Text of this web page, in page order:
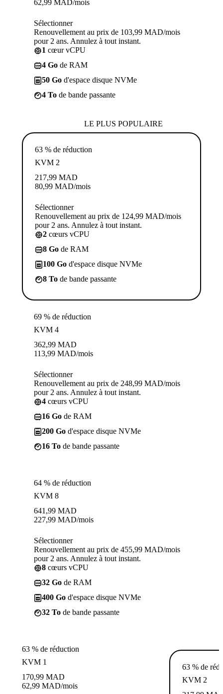
62,99 MAD/mois
Sélectionner
Renouvellement au prix de 103,99 MAD/mois
pour 2 ans. Annulez à tout instant.
1 cœur vCPU
4 Go de RAM
50 Go d'espace disque NVMe
4 To de bande passante
LE PLUS POPULAIRE
63 % de réduction
KVM 2
217,99 MAD
80,99 MAD/mois
Sélectionner
Renouvellement au prix de 124,99 MAD/mois
pour 2 ans. Annulez à tout instant.
2 cœurs vCPU
8 Go de RAM
100 Go d'espace disque NVMe
8 To de bande passante
69 % de réduction
KVM 4
362,99 MAD
113,99 MAD/mois
Sélectionner
Renouvellement au prix de 248,99 MAD/mois
pour 2 ans. Annulez à tout instant.
4 cœurs vCPU
16 Go de RAM
200 Go d'espace disque NVMe
16 To de bande passante
64 % de réduction
KVM 8
641,99 MAD
227,99 MAD/mois
Sélectionner
Renouvellement au prix de 455,99 MAD/mois
pour 2 ans. Annulez à tout instant.
8 cœurs vCPU
32 Go de RAM
400 Go d'espace disque NVMe
32 To de bande passante
63 % de réduction
KVM 1
170,99 MAD
62,99 MAD/mois
63 % de
KVM 2